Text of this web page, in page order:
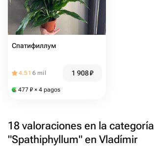
Спатифиллум
4.51 6 mil 1 908₽
477 ₽ × 4 pagos
18 valoraciones en la categoría
"Spathiphyllum" en Vladímir